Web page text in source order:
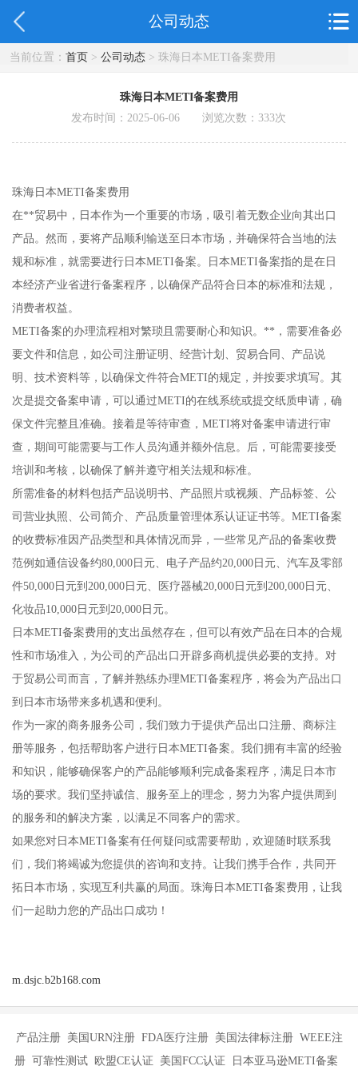
公司动态
当前位置： 首页> 公司动态> 珠海日本METI备案费用
珠海日本METI备案费用
发布时间：2025-06-06 浏览次数：333次
珠海日本METI备案费用
在**贸易中，日本作为一个重要的市场，吸引着无数企业向其出口
产品。然而，要将产品顺利输送至日本市场，并确保符合当地的法
规和标准，就需要进行日本METI备案。日本METI备案指的是在日
本经济产业省进行备案程序，以确保产品符合日本的标准和法规，
消费者权益。
METI备案的办理流程相对繁琐且需要耐心和知识。**，需要准备必
要文件和信息，如公司注册证明、经营计划、贸易合同、产品说
明、技术资料等，以确保文件符合METI的规定，并按要求填写。其
次是提交备案申请，可以通过METI的在线系统或提交纸质申请，确
保文件完整且准确。接着是等待审查，METI将对备案申请进行审
查，期间可能需要与工作人员沟通并额外信息。后，可能需要接受
培训和考核，以确保了解并遵守相关法规和标准。
所需准备的材料包括产品说明书、产品照片或视频、产品标签、公
司营业执照、公司简介、产品质量管理体系认证证书等。METI备案
的收费标准因产品类型和具体情况而异，一些常见产品的备案收费
范例如通信设备约80,000日元、电子产品约20,000日元、汽车及零部
件50,000日元到200,000日元、医疗器械20,000日元到200,000日元、
化妆品10,000日元到20,000日元。
日本METI备案费用的支出虽然存在，但可以有效产品在日本的合规
性和市场准入，为公司的产品出口开辟多商机提供必要的支持。对
于贸易公司而言，了解并熟练办理METI备案程序，将会为产品出口
到日本市场带来多机遇和便利。
作为一家的商务服务公司，我们致力于提供产品出口注册、商标注
册等服务，包括帮助客户进行日本METI备案。我们拥有丰富的经验
和知识，能够确保客户的产品能够顺利完成备案程序，满足日本市
场的要求。我们坚持诚信、服务至上的理念，努力为客户提供周到
的服务和的解决方案，以满足不同客户的需求。
如果您对日本METI备案有任何疑问或需要帮助，欢迎随时联系我
们，我们将竭诚为您提供的咨询和支持。让我们携手合作，共同开
拓日本市场，实现互利共赢的局面。珠海日本METI备案费用，让我
们一起助力您的产品出口成功！
m.dsjc.b2b168.com
产品注册 美国URN注册 FDA医疗注册 美国法律标注册 WEEE注
册 可靠性测试 欧盟CE认证 美国FCC认证 日本亚马逊METI备案